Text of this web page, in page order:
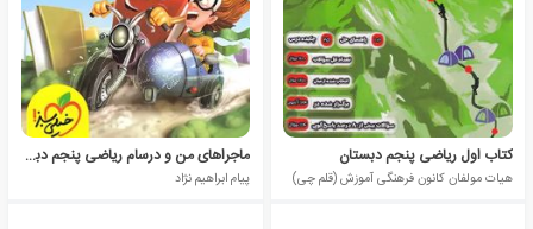
کتاب اول ریاضی پنجم دبستان
هیات مولفان کانون فرهنگی آموزش (قلم چی)
ماجراهای من و درسام ریاضی پنجم دبستان
پیام ابراهیم نژاد